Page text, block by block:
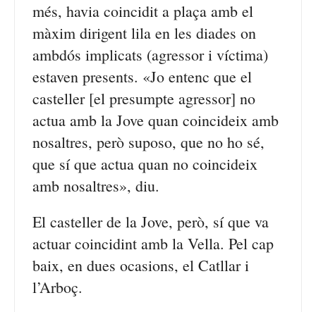
més, havia coincidit a plaça amb el
màxim dirigent lila en les diades on
ambdós implicats (agressor i víctima)
estaven presents. «Jo entenc que el
casteller [el presumpte agressor] no
actua amb la Jove quan coincideix amb
nosaltres, però suposo, que no ho sé,
que sí que actua quan no coincideix
amb nosaltres», diu.
El casteller de la Jove, però, sí que va
actuar coincidint amb la Vella. Pel cap
baix, en dues ocasions, el Catllar i
l’Arboç.